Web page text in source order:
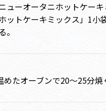
ューオータニホットケー
ットケーキミックス」1小
。
たオーブンで20～25分焼